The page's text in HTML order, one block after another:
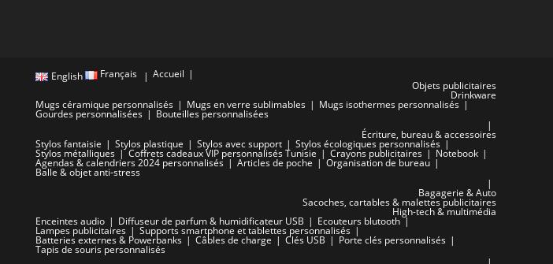
English Français
Accueil
Objets publicitaires
Drinkware
Mugs céramique personnalisés Mugs en verre sublimables Mugs isothermes personnalisés
Gourdes personnalisées
Bouteilles personnalisées
Écriture, bureau & accessoires
Stylos fantaisie Stylos plastique Stylos avec support Stylos écologiques personnalisés
Stylos métalliques Coffrets cadeaux VIP personnalisés Tunisie Crayons publicitaires Notebook
Agendas & calendriers 2024 personnalisés Articles de poche Organisation de bureau
Balle & objet anti-stress
Bagagerie & Auto
Sacoches, cartables & malettes publicitaires
High-tech & multimédia
Enceintes audio Diffuseur de parfum & humidificateur USB Ecouteurs blutooth
Lampes publicitaires Supports smartphone et tablettes personnalisés
Batteries externes & Powerbanks Câbles de charge Clés USB Porte clés personnalisés
Tapis de souris personnalisés